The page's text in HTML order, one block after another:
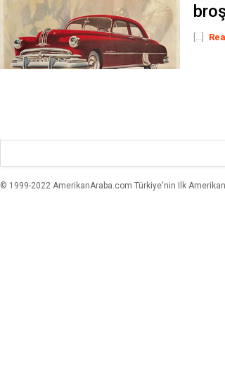
[...]
© 1999-2022 AmerikanAraba.com Türkiye'nin Ilk